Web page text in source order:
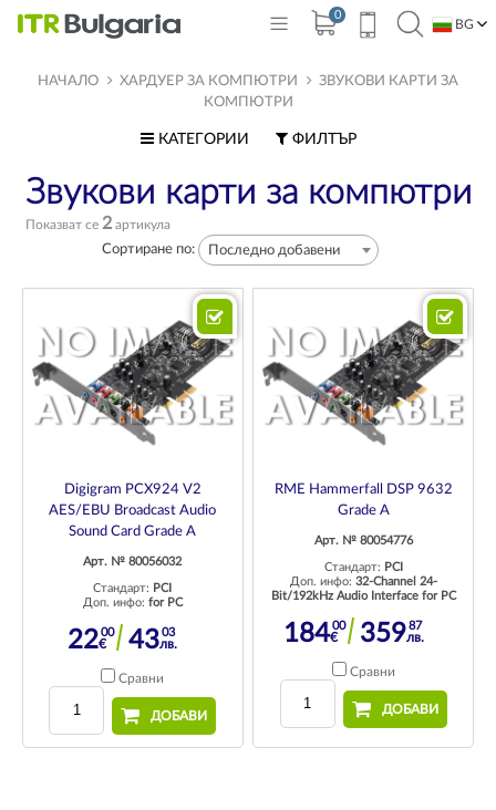
0
BG
НАЧАЛО ХАРДУЕР ЗА КОМПЮТРИ
ЗВУКОВИ КАРТИ ЗА
КОМПЮТРИ
КАТЕГОРИИ ФИЛТЪР
Звукови карти за компютри
Показват се 2артикула
Сортиране по: Последно добавени
Digigram PCX924 V2
AES/EBU Broadcast Audio
Sound Card Grade A
Арт. № 80056032
Стандарт: PCI
Доп. инфо: for PC
2200
€ 4303
лв.
Сравни
ДОБАВИ
RME Hammerfall DSP 9632
Grade A
Арт. № 80054776
Стандарт: PCI
Доп. инфо: 32-Channel 24-
Bit/192kHz Audio Interface for PC
18400
€ 35987
лв.
Сравни
ДОБАВИ